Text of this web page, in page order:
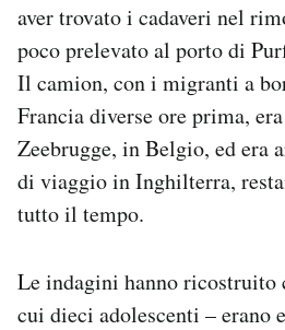
aver trovato i cadaveri nel
poco prelevato al porto di
Il camion, con i migranti a
Francia diverse ore prima,
Zeebrugge, in Belgio, ed era
di viaggio in Inghilterra,
tutto il tempo.
Le indagini hanno
cui dieci adolescenti – erano